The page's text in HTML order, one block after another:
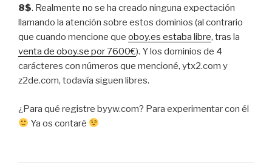
8$. Realmente no se ha creado ninguna expectación
llamando la atención sobre estos dominios (al contrario
que cuando mencione que oboy.es estaba libre, tras la
venta de oboy.se por 7600€). Y los dominios de 4
carácteres con números que mencioné, ytx2.com y
z2de.com, todavía siguen libres.
¿Para qué registre byyw.com? Para experimentar con él
Ya os contaré